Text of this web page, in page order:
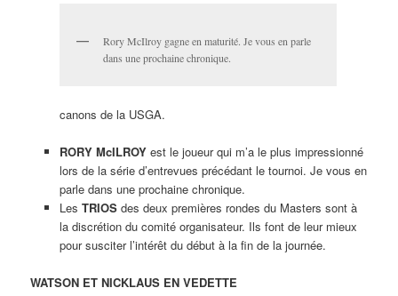
Rory McIlroy gagne en maturité. Je vous en parle
dans une prochaine chronique.
canons de la USGA.
RORY McILROYest le joueur qui m’a le plus impressionné
lors de la série d’entrevues précédant le tournoi. Je vous en
parle dans une prochaine chronique.
Les TRIOSdes deux premières rondes du Masters sont à
la discrétion du comité organisateur. Ils font de leur mieux
pour susciter l’intérêt du début à la fin de la journée.
WATSON ET NICKLAUS EN VEDETTE